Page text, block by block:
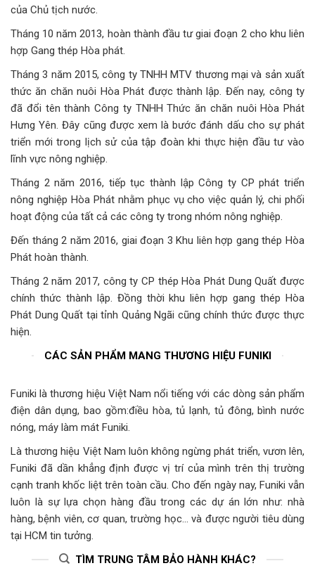
của Chủ tịch nước.
Tháng 10 năm 2013, hoàn thành đầu tư giai đoạn 2 cho khu liên
hợp Gang thép Hòa phát.
Tháng 3 năm 2015, công ty TNHH MTV thương mại và sản xuất
thức ăn chăn nuôi Hòa Phát được thành lập. Đến nay, công ty
đã đổi tên thành Công ty TNHH Thức ăn chăn nuôi Hòa Phát
Hưng Yên. Đây cũng được xem là bước đánh dấu cho sự phát
triển mới trong lịch sử của tập đoàn khi thực hiện đầu tư vào
lĩnh vực nông nghiệp.
Tháng 2 năm 2016, tiếp tục thành lập Công ty CP phát triển
nông nghiệp Hòa Phát nhằm phục vụ cho việc quản lý, chi phối
hoạt động của tất cả các công ty trong nhóm nông nghiệp.
Đến tháng 2 năm 2016, giai đoạn 3 Khu liên hợp gang thép Hòa
Phát hoàn thành.
Tháng 2 năm 2017, công ty CP thép Hòa Phát Dung Quất được
chính thức thành lập. Đồng thời khu liên hợp gang thép Hòa
Phát Dung Quất tại tỉnh Quảng Ngãi cũng chính thức được thực
hiện.
CÁC SẢN PHẨM MANG THƯƠNG HIỆU FUNIKI
Funiki là thương hiệu Việt Nam nổi tiếng với các dòng sản phẩm
điện dân dụng, bao gồm:điều hòa, tủ lạnh, tủ đông, bình nước
nóng, máy làm mát Funiki.
Là thương hiệu Việt Nam luôn không ngừng phát triển, vươn lên,
Funiki đã dần khẳng định được vị trí của mình trên thị trường
cạnh tranh khốc liệt trên toàn cầu. Cho đến ngày nay, Funiki vẫn
luôn là sự lựa chọn hàng đầu trong các dự án lớn như: nhà
hàng, bệnh viên, cơ quan, trường học… và được người tiêu dùng
tại HCM tin tưởng.
TÌM TRUNG TÂM BẢO HÀNH KHÁC?